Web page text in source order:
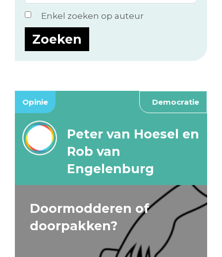
trefwoord
of
auteur...
Enkel zoeken op auteur
Opinie Democratie
Peter van Hoesel en
Rob van
Engelenburg
Doormodderen of
doorpakken?